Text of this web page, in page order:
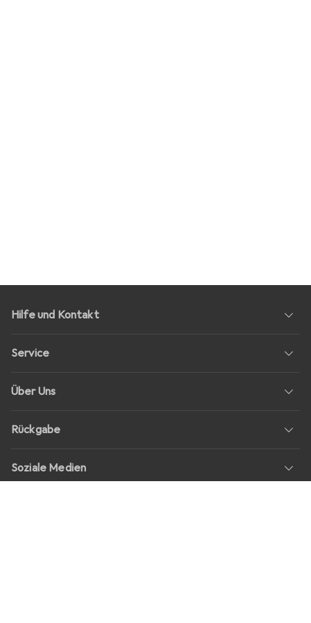
Hilfe und Kontakt
Service
Über Uns
Rückgabe
Soziale Medien